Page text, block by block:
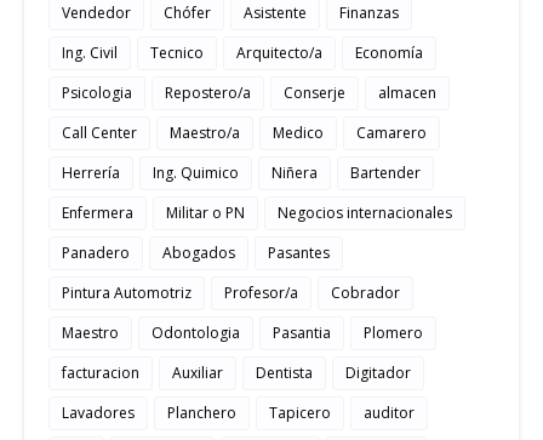
Vendedor
Chófer Asistente
Finanzas
Ing. Civil
Tecnico Arquitecto/a
Economía
Psicologia
Repostero/a Conserje
almacen
Call Center
Maestro/a Medico
Camarero
Herrería
Ing. Quimico Niñera
Bartender
Enfermera
Militar o PN
Negocios internacionales
Panadero
Abogados
Pasantes
Pintura Automotriz
Profesor/a
Cobrador
Maestro
Odontologia Pasantia
Plomero
facturacion
Auxiliar Dentista
Digitador
Lavadores
Planchero Tapicero
auditor